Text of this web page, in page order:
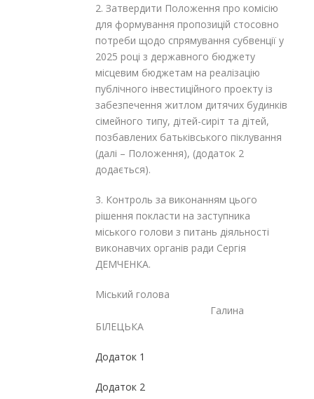
2. Затвердити Положення про комісію
для формування пропозицій стосовно
потреби щодо спрямування субвенції у
2025 році з державного бюджету
місцевим бюджетам на реалізацію
публічного інвестиційного проекту із
забезпечення житлом дитячих будинків
сімейного типу, дітей-сиріт та дітей,
позбавлених батьківського піклування
(далі – Положення), (додаток 2
додається).
3. Контроль за виконанням цього
рішення покласти на заступника
міського голови з питань діяльності
виконавчих органів ради Сергія
ДЕМЧЕНКА.
Міський голова
Галина
БІЛЕЦЬКА
Додаток 1
Додаток 2